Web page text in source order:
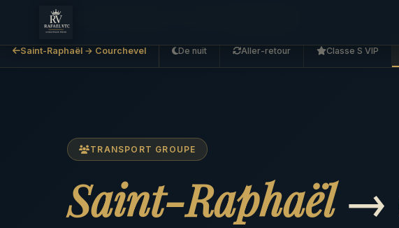
Saint-Raphaël → Courchevel De nuit Aller-retour Classe S VIP
TRANSPORT GROUPE
Saint-Raphaël→